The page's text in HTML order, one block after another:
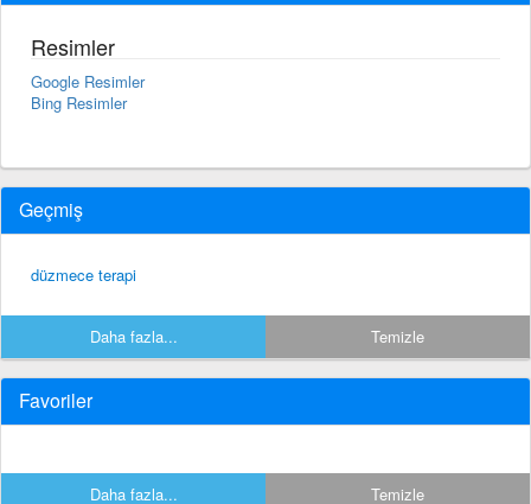
Resimler
Google Resimler
Bing Resimler
Geçmiş
düzmece terapi
Daha fazla... Temizle
Favoriler
Daha fazla... Temizle